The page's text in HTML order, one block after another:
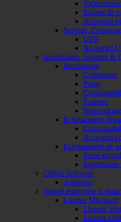
Ecrane de
Accesorii
Servere,
UPS
Accesorii
Imprimante, Scanere &
Imprimante
Copiatoare
Piese
Scanere
Networking
Echipamente
Accesorii
Echipamente de
Prese
Imprimante
Office Software
Antivirus
Solutii enterprise si
Licente Microsoft
Licente
Licente